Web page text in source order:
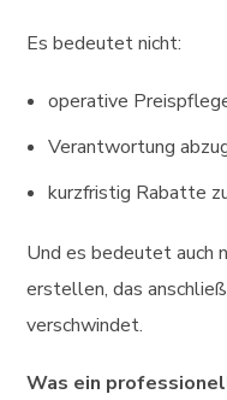
Es bedeutet nicht:
operative
Verantwortung
kurzfristig Rabatte
Und es bedeutet auch
erstellen, das
verschwindet.
Was ein